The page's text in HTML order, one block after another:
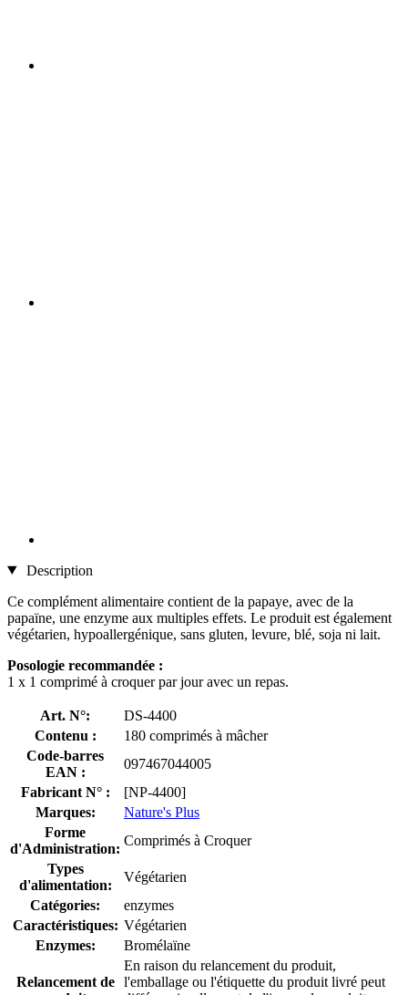
Description
Ce complément alimentaire contient de la papaye, avec de la
papaïne, une enzyme aux multiples effets. Le produit est également
végétarien, hypoallergénique, sans gluten, levure, blé, soja ni lait.
Posologie recommandée :
1 x 1 comprimé à croquer par jour avec un repas.
Art. N°:
DS-4400
Contenu :
180 comprimés à mâcher
Code-barres
EAN :
097467044005
Fabricant N° :
[NP-4400]
Marques:
Nature's Plus
Forme
d'Administration:
Comprimés à Croquer
Types
d'alimentation:
Végétarien
Catégories:
enzymes
Caractéristiques: Végétarien
Enzymes:
Bromélaïne
Relancement de
En raison du relancement du produit,
l'emballage ou l'étiquette du produit livré peut